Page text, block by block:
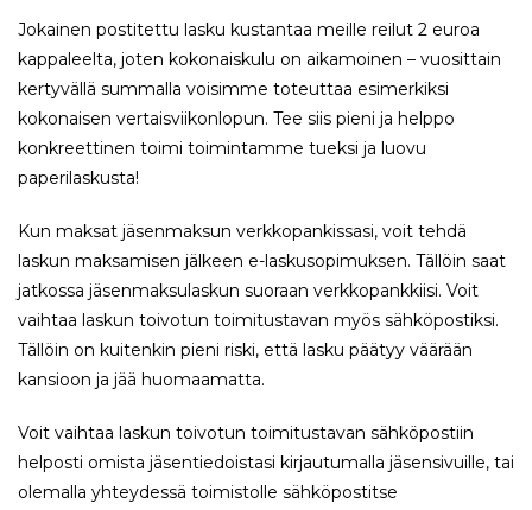
Jokainen postitettu lasku kustantaa meille reilut 2 euroa
kappaleelta, joten kokonaiskulu on aikamoinen – vuosittain
kertyvällä summalla voisimme toteuttaa esimerkiksi
kokonaisen vertaisviikonlopun. Tee siis pieni ja helppo
konkreettinen toimi toimintamme tueksi ja luovu
paperilaskusta!
Kun maksat jäsenmaksun verkkopankissasi, voit tehdä
laskun maksamisen jälkeen e-laskusopimuksen. Tällöin saat
jatkossa jäsenmaksulaskun suoraan verkkopankkiisi. Voit
vaihtaa laskun toivotun toimitustavan myös sähköpostiksi.
Tällöin on kuitenkin pieni riski, että lasku päätyy väärään
kansioon ja jää huomaamatta.
Voit vaihtaa laskun toivotun toimitustavan sähköpostiin
helposti omista jäsentiedoistasi kirjautumalla jäsensivuille, tai
olemalla yhteydessä toimistolle sähköpostitse